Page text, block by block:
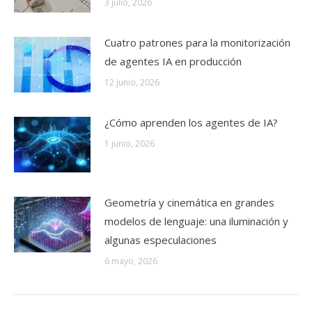
3 julio, 2026
Cuatro patrones para la monitorización
de agentes IA en producción
12 junio, 2026
¿Cómo aprenden los agentes de IA?
1 junio, 2026
Geometría y cinemática en grandes
modelos de lenguaje: una iluminación y
algunas especulaciones
6 mayo, 2026